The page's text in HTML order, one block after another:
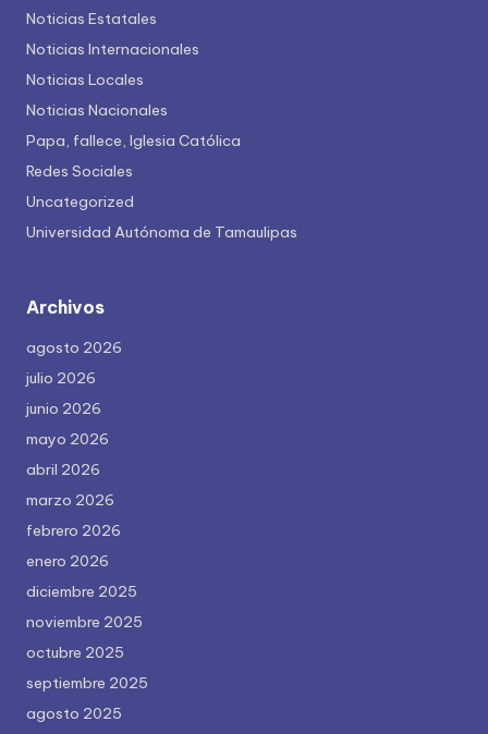
Noticias Estatales
Noticias Internacionales
Noticias Locales
Noticias Nacionales
Papa, fallece, Iglesia Católica
Redes Sociales
Uncategorized
Universidad Autónoma de Tamaulipas
Archivos
agosto 2026
julio 2026
junio 2026
mayo 2026
abril 2026
marzo 2026
febrero 2026
enero 2026
diciembre 2025
noviembre 2025
octubre 2025
septiembre 2025
agosto 2025